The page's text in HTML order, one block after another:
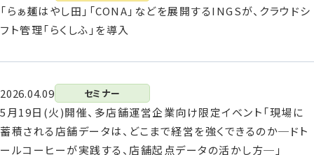
「らぁ麺はやし田」「CONA」などを展開するINGSが、クラウドシ
フト管理「らくしふ」を導入
2026.04.09 セミナー
5月19日(火)開催、多店舗運営企業向け限定イベント「現場に
蓄積される店舗データは、どこまで経営を強くできるのか─ドト
ールコーヒーが実践する、店舗起点データの活かし方─」